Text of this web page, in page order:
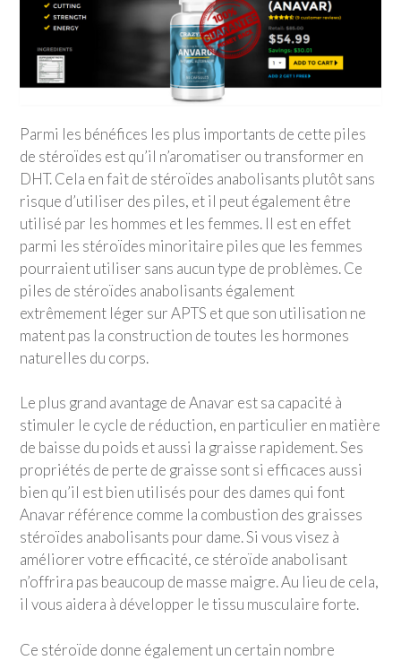
Parmi les bénéfices les plus importants de cette piles
de stéroïdes est qu’il n’aromatiser ou transformer en
DHT. Cela en fait de stéroïdes anabolisants plutôt sans
risque d’utiliser des piles, et il peut également être
utilisé par les hommes et les femmes. Il est en effet
parmi les stéroïdes minoritaire piles que les femmes
pourraient utiliser sans aucun type de problèmes. Ce
piles de stéroïdes anabolisants également
extrêmement léger sur APTS et que son utilisation ne
matent pas la construction de toutes les hormones
naturelles du corps.
Le plus grand avantage de Anavar est sa capacité à
stimuler le cycle de réduction, en particulier en matière
de baisse du poids et aussi la graisse rapidement. Ses
propriétés de perte de graisse sont si efficaces aussi
bien qu’il est bien utilisés pour des dames qui font
Anavar référence comme la combustion des graisses
stéroïdes anabolisants pour dame. Si vous visez à
améliorer votre efficacité, ce stéroïde anabolisant
n’offrira pas beaucoup de masse maigre. Au lieu de cela,
il vous aidera à développer le tissu musculaire forte.
Ce stéroïde donne également un certain nombre